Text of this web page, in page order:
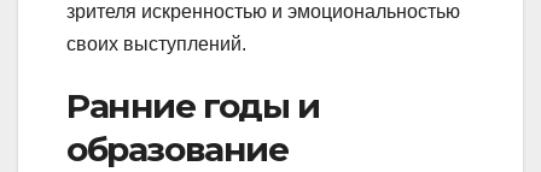
зрителя искренностью и эмоциональностью
своих выступлений.
Ранние годы и
образование